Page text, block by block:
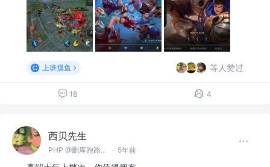
上班摸鱼 等人赞过
18 4
西贝先生
PHP @删库跑路（郑州）有限公司 · 5年前